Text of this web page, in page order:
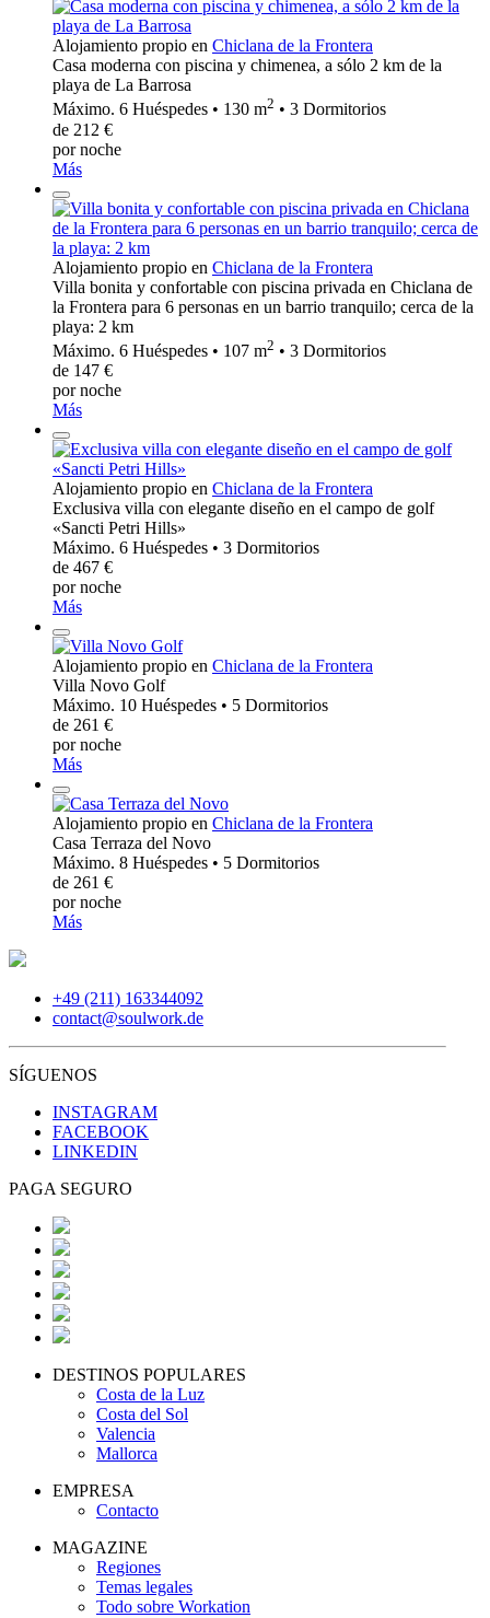
Alojamiento propio en Chiclana de la Frontera
Casa moderna con piscina y chimenea, a sólo 2 km de la
playa de La Barrosa
Máximo. 6 Huéspedes • 130 m2 • 3 Dormitorios
de 212 €
por noche
Más
Alojamiento propio en Chiclana de la Frontera
Villa bonita y confortable con piscina privada en Chiclana de
la Frontera para 6 personas en un barrio tranquilo; cerca de la
playa: 2 km
Máximo. 6 Huéspedes • 107 m2 • 3 Dormitorios
de 147 €
por noche
Más
Alojamiento propio en Chiclana de la Frontera
Exclusiva villa con elegante diseño en el campo de golf
«Sancti Petri Hills»
Máximo. 6 Huéspedes • 3 Dormitorios
de 467 €
por noche
Más
Alojamiento propio en Chiclana de la Frontera
Villa Novo Golf
Máximo. 10 Huéspedes • 5 Dormitorios
de 261 €
por noche
Más
Alojamiento propio en Chiclana de la Frontera
Casa Terraza del Novo
Máximo. 8 Huéspedes • 5 Dormitorios
de 261 €
por noche
Más
+49 (211) 163344092
contact@soulwork.de
SÍGUENOS
INSTAGRAM
FACEBOOK
LINKEDIN
PAGA SEGURO
DESTINOS POPULARES
Costa de la Luz
Costa del Sol
Valencia
Mallorca
EMPRESA
Contacto
MAGAZINE
Regiones
Temas legales
Todo sobre Workation